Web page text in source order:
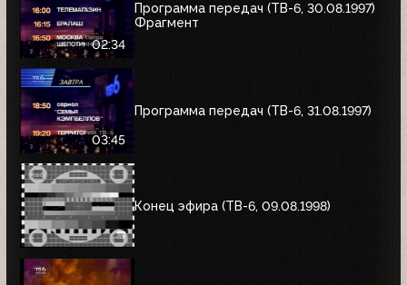
02:34
Программа передач (ТВ-6, 30.08.1997)
Фрагмент
03:45
Программа передач (ТВ-6, 31.08.1997)
Конец эфира (ТВ-6, 09.08.1998)